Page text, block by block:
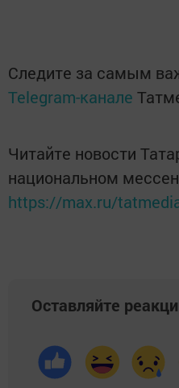
Следите за самым
Telegram-канале
Читайте новости
национальном
https://max.ru/
Оставляйте